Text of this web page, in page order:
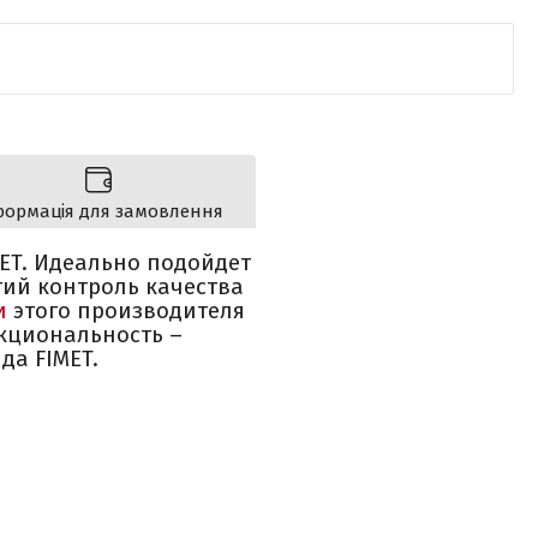
для замовлення
Идеально подойдет
контроль качества
этого производителя
–
FIMET.